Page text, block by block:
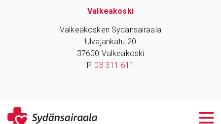
Valkeakoski
Valkeakosken Sydänsairaala
Ulvajankatu 20
37600 Valkeakoski
P. 03 311 611
© 2017 Sydänsairaala -
Anna palautetta